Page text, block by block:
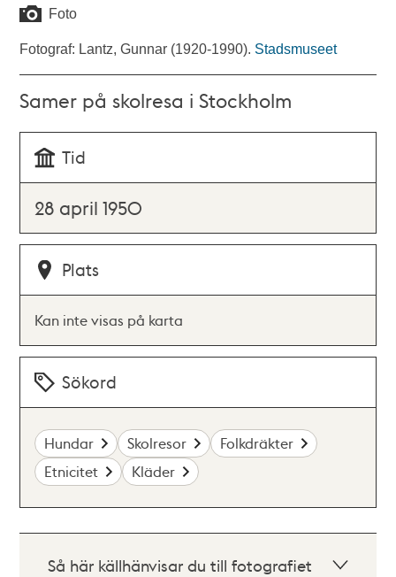
Foto
Fotograf: Lantz, Gunnar (1920-1990). Stadsmuseet
Samer på skolresa i Stockholm
Tid
28 april 1950
Plats
Kan inte visas på karta
Sökord
Hundar Skolresor
Folkdräkter
Etnicitet
Kläder
Så här källhänvisar du till fotografiet